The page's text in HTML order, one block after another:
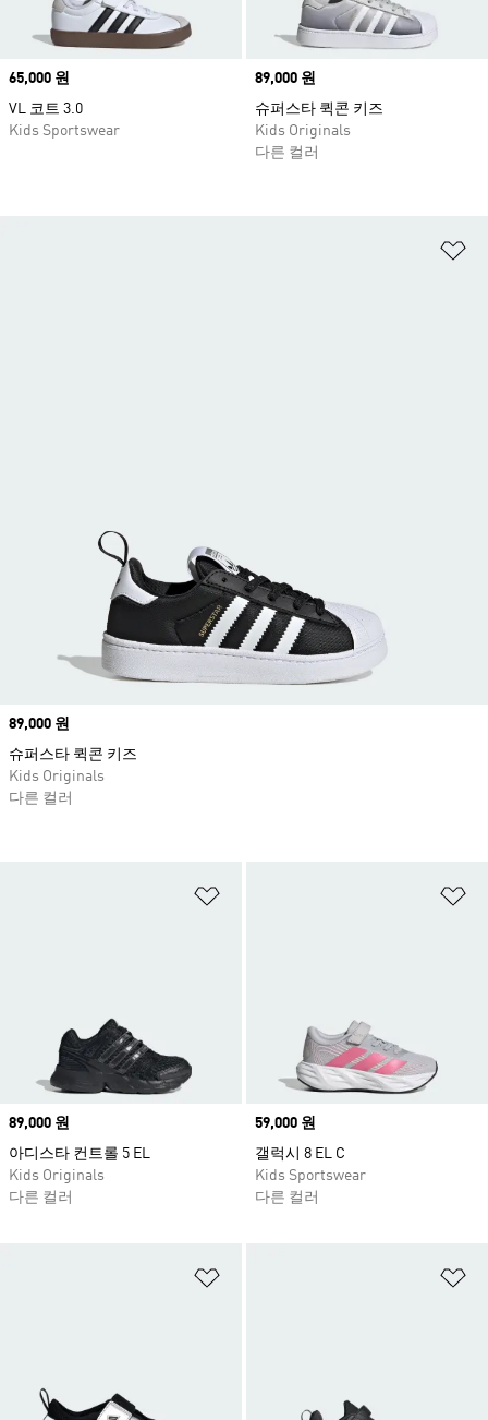
Price
65,000 원
VL 코트 3.0
Kids Sportswear
Price
89,000 원
슈퍼스타 퀵콘 키즈
Kids Originals
다른 컬러
Price
89,000 원
아디스타 컨트롤 5 EL
Kids Originals
다른 컬러
Price
59,000 원
갤럭시 8 EL C
Kids Sportswear
다른 컬러
Price
89,000 원
슈퍼스타 퀵콘 키즈
Kids Originals
다른 컬러